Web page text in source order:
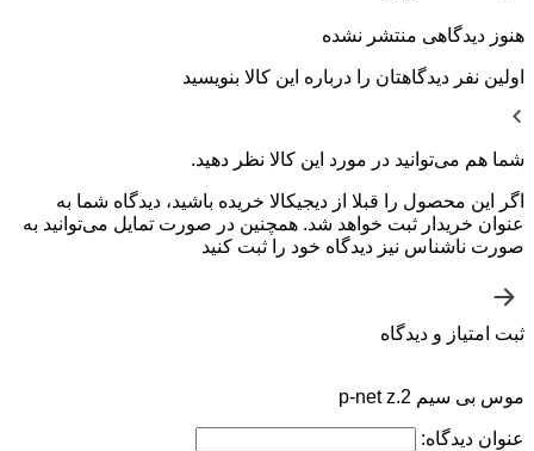
هنوز دیدگاهی منتشر نشده
اولین نفر دیدگاهتان را درباره این کالا بنویسید
شما هم می‌توانید در مورد این کالا نظر دهید.
اگر این محصول را قبلا از دیجیکالا خریده باشید، دیدگاه شما به
عنوان خریدار ثبت خواهد شد. همچنین در صورت تمایل می‌توانید به
صورت ناشناس نیز دیدگاه خود را ثبت کنید
ثبت امتیاز و دیدگاه
موس بی سیم p-net z.2
عنوان دیدگاه: